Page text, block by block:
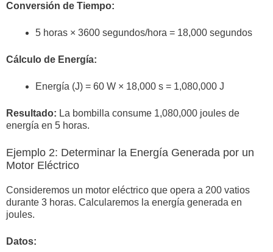
Conversión de Tiempo:
5 horas × 3600 segundos/hora = 18,000 segundos
Cálculo de Energía:
Energía (J) = 60 W × 18,000 s = 1,080,000 J
Resultado: La bombilla consume 1,080,000 joules de
energía en 5 horas.
Ejemplo 2: Determinar la Energía Generada por un
Motor Eléctrico
Consideremos un motor eléctrico que opera a 200 vatios
durante 3 horas. Calcularemos la energía generada en
joules.
Datos: